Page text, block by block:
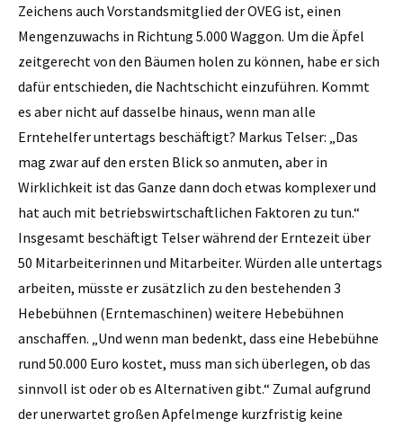
Zeichens auch Vorstandsmitglied der OVEG ist, einen
Mengenzuwachs in Richtung 5.000 Waggon. Um die Äpfel
zeitgerecht von den Bäumen holen zu können, habe er sich
dafür entschieden, die Nachtschicht einzuführen. Kommt
es aber nicht auf dasselbe hinaus, wenn man alle
Erntehelfer untertags beschäftigt? Markus Telser: „Das
mag zwar auf den ersten Blick so anmuten, aber in
Wirklichkeit ist das Ganze dann doch etwas komplexer und
hat auch mit betriebswirtschaftlichen Faktoren zu tun.“
Insgesamt beschäftigt Telser während der Erntezeit über
50 Mitarbeiterinnen und Mitarbeiter. Würden alle untertags
arbeiten, müsste er zusätzlich zu den bestehenden 3
Hebebühnen (Erntemaschinen) weitere Hebebühnen
anschaffen. „Und wenn man bedenkt, dass eine Hebebühne
rund 50.000 Euro kostet, muss man sich überlegen, ob das
sinnvoll ist oder ob es Alternativen gibt.“ Zumal aufgrund
der unerwartet großen Apfelmenge kurzfristig keine